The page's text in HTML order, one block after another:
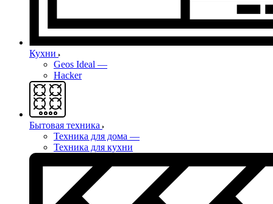
Кухни
Geos Ideal —
Hacker
Бытовая техника
Техника для дома —
Техника для кухни